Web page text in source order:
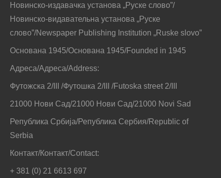
Новинско-издавачка установа „Руске слово”/
Новинско-видавательна установа „Руске
слово”/Newspaper Publishing Institution „Ruske slovo”
Основана 1945/Основана 1945/Founded in 1945
Адреса/Адреса/Address:
Футожска 2/III /Футошка 2/III /Futoska street 2/III
21000 Нови Сад/21000 Нови Сад/21000 Novi Sad
Република Србија/Република Сербия/Republic of
Serbia
Контакт/Контакт/Contact:
+ 381 (0) 21 6613 697